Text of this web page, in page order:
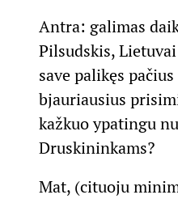
Antra: galimas
Pilsudskis,
save palikęs
bjauriausius
kažkuo ypatingu
Druskininkams?
Mat, (cituoju